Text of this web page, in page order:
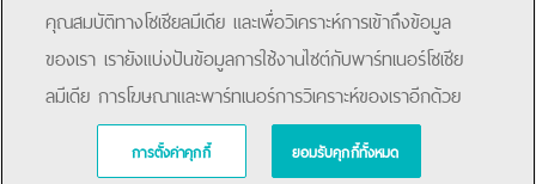
FacebookYoutube
Copyright © 2019 Bangpakok Hospital All rights reserved.
คุณสมบัติทางโซเชียลมีเดีย และเพื่อวิเคราะห์การเข้าถึงข้อมูล
ของเรา เรายังแบ่งปันข้อมูลการใช้งานไซต์กับพาร์ทเนอร์โซเชีย
ลมีเดีย การโฆษณาและพาร์ทเนอร์การวิเคราะห์ของเราอีกด้วย
การตั้งค่าคุกกี้ ยอมรับคุกกี้ทั้งหมด